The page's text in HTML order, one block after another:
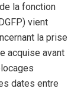
la fonction
vient
la prise
acquise avant
dates entre